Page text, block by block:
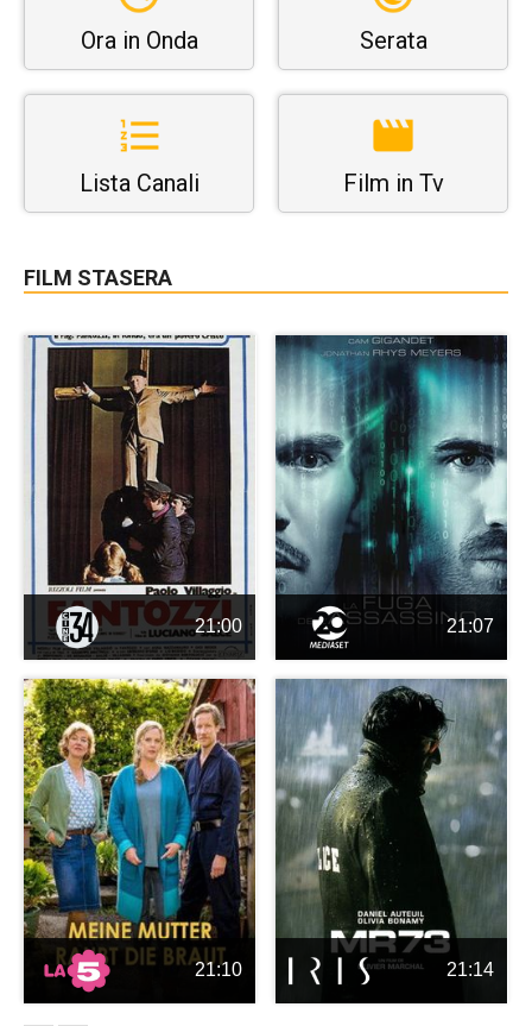
Ora in Onda Serata
Lista Canali Film in Tv
FILM STASERA
21:00 21:07
21:10 21:14